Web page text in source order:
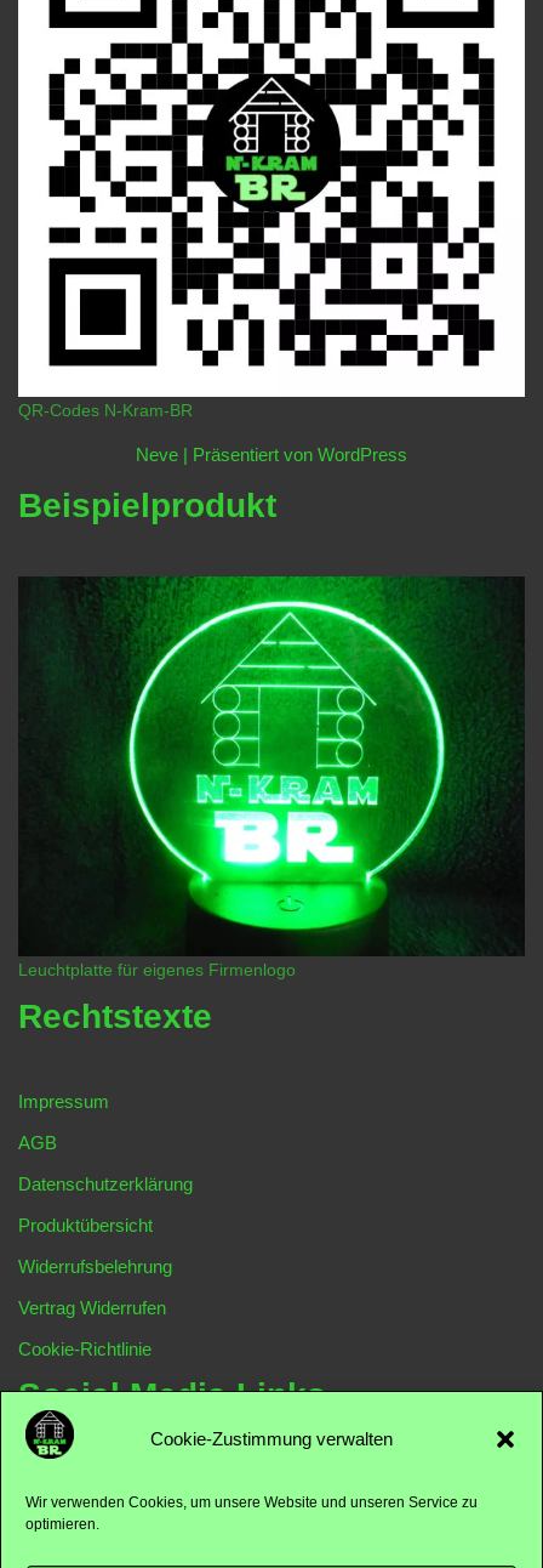
Cookie-Zustimmung verwalten
Wir verwenden Cookies, um unsere Website und unseren Service zu
optimieren.
QR-Codes N-Kram-BR
Neve | Präsentiert von WordPress
Beispielprodukt
Leuchtplatte für eigenes Firmenlogo
Rechtstexte
Impressum
AGB
Datenschutzerklärung
Produktübersicht
Widerrufsbelehrung
Vertrag Widerrufen
Cookie-Richtlinie
Social Media Links
N-Kram-BR